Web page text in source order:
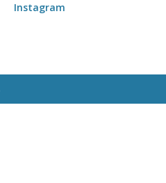
Instagram